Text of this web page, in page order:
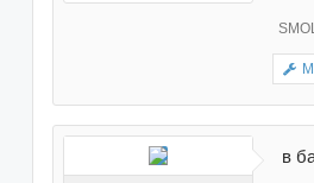
Поблагодарили 1 раз в 1
сообщении
в